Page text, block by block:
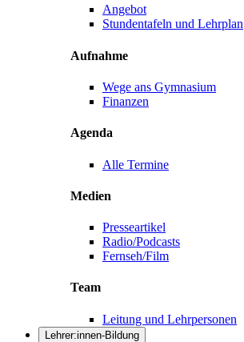
Angebot
Stundentafeln und Lehrplan
Aufnahme
Wege ans Gymnasium
Finanzen
Agenda
Alle Termine
Medien
Presseartikel
Radio/Podcasts
Fernseh/Film
Team
Leitung und Lehrpersonen
Lehrer:innen-Bildung